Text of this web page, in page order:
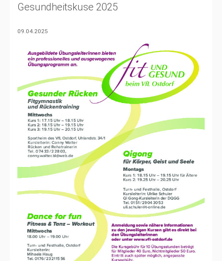
Gesundheitskuse 2025
09.04.2025